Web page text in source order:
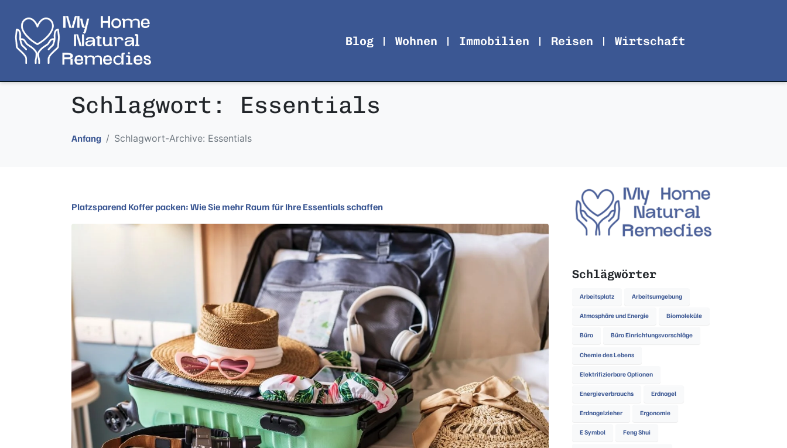
Blog Wohnen Immobilien Reisen Wirtschaft
Schlagwort: Essentials
Anfang Schlagwort-Archive: Essentials
Platzsparend Koffer packen: Wie Sie mehr Raum für Ihre Essentials schaffen
Schlägwörter
Arbeitsplatz Arbeitsumgebung
Atmosphäre und Energie Biomoleküle
Büro Büro Einrichtungsvorschläge
Chemie des Lebens
Elektrifizierbare Optionen
Energieverbrauchs Erdnagel
Erdnagelzieher Ergonomie
E Symbol Feng Shui